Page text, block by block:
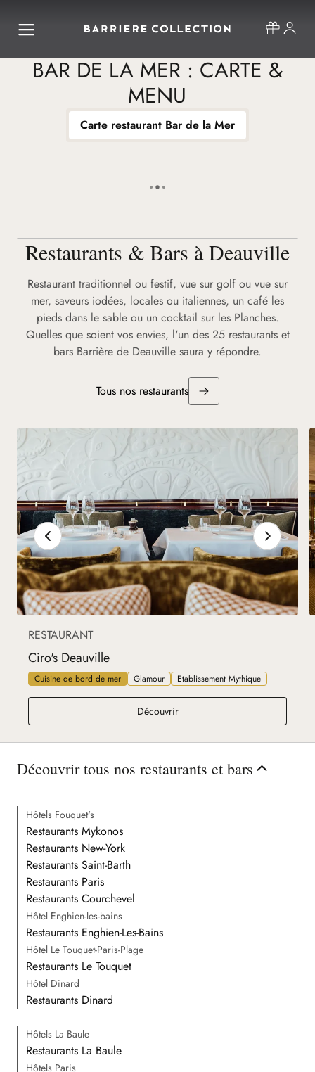
BAR DE LA MER : CARTE &
MENU
Carte restaurant Bar de la Mer
Restaurants & Bars à Deauville
Restaurant traditionnel ou festif, vue sur golf ou vue sur
mer, saveurs iodées, locales ou italiennes, un café les
pieds dans le sable ou un cocktail sur les Planches.
Quelles que soient vos envies, l'un des 25 restaurants et
bars Barrière de Deauville saura y répondre.
Tous nos restaurants
RESTAURANT
Ciro's Deauville
Cuisine de bord de mer Glamour Etablissement Mythique
DécouvrirCiro's Deauville
Découvrir tous nos restaurants et bars
Hôtels Fouquet's
Restaurants Mykonos
Restaurants New-York
Restaurants Saint-Barth
Restaurants Paris
Restaurants Courchevel
Hôtel Enghien-les-bains
Restaurants Enghien-Les-Bains
Hôtel Le Touquet-Paris-Plage
Restaurants Le Touquet
Hôtel Dinard
Restaurants Dinard
Hôtels La Baule
Restaurants La Baule
Hôtels Paris